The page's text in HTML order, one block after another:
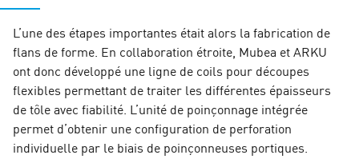
L’une des étapes importantes était alors la fabrication de
flans de forme. En collaboration étroite, Mubea et ARKU
ont donc développé une ligne de coils pour découpes
flexibles permettant de traiter les différentes épaisseurs
de tôle avec fiabilité. L’unité de poinçonnage intégrée
permet d’obtenir une configuration de perforation
individuelle par le biais de poinçonneuses portiques.